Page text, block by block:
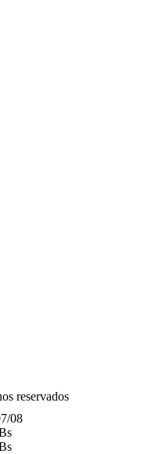
reservados
08